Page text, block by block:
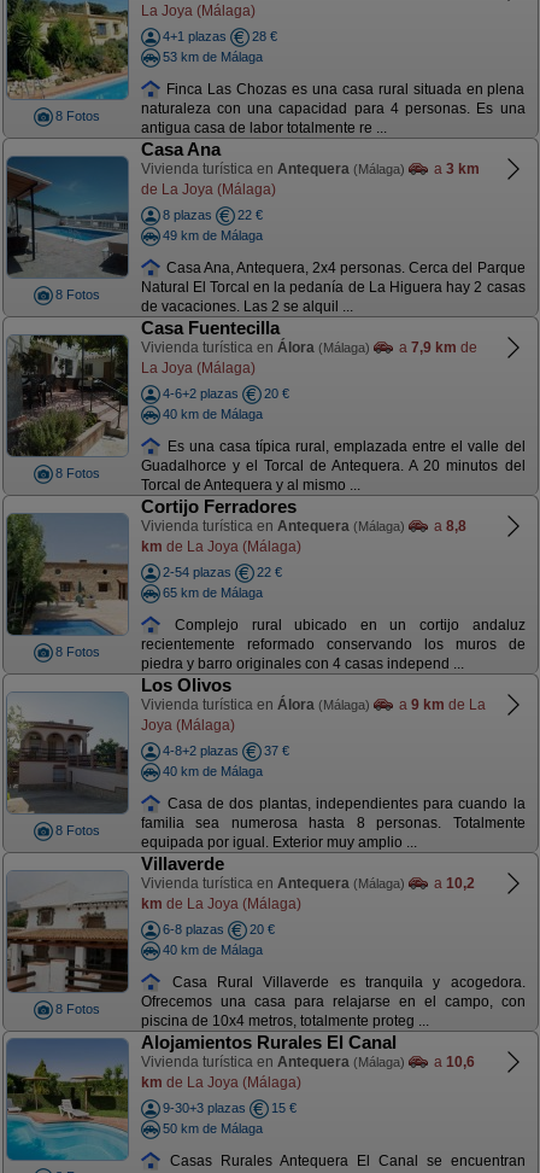
8 Fotos
La Joya (Málaga)
4+1 plazas
28 €
53 km de Málaga
Finca Las Chozas es una casa rural situada en plena
naturaleza con una capacidad para 4 personas. Es una
antigua casa de labor totalmente re ...
8 Fotos
Casa Ana
Vivienda turística en Antequera (Málaga) a 3 km
de La Joya (Málaga)
8 plazas
22 €
49 km de Málaga
Casa Ana, Antequera, 2x4 personas. Cerca del Parque
Natural El Torcal en la pedanía de La Higuera hay 2 casas
de vacaciones. Las 2 se alquil ...
8 Fotos
Casa Fuentecilla
Vivienda turística en Álora (Málaga) a 7,9 km de
La Joya (Málaga)
4-6+2 plazas
20 €
40 km de Málaga
Es una casa típica rural, emplazada entre el valle del
Guadalhorce y el Torcal de Antequera. A 20 minutos del
Torcal de Antequera y al mismo ...
8 Fotos
Cortijo Ferradores
Vivienda turística en Antequera (Málaga) a 8,8
km de La Joya (Málaga)
2-54 plazas
22 €
65 km de Málaga
Complejo rural ubicado en un cortijo andaluz
recientemente reformado conservando los muros de
piedra y barro originales con 4 casas independ ...
8 Fotos
Los Olivos
Vivienda turística en Álora (Málaga) a 9 km de La
Joya (Málaga)
4-8+2 plazas
37 €
40 km de Málaga
Casa de dos plantas, independientes para cuando la
familia sea numerosa hasta 8 personas. Totalmente
equipada por igual. Exterior muy amplio ...
8 Fotos
Villaverde
Vivienda turística en Antequera (Málaga) a 10,2
km de La Joya (Málaga)
6-8 plazas
20 €
40 km de Málaga
Casa Rural Villaverde es tranquila y acogedora.
Ofrecemos una casa para relajarse en el campo, con
piscina de 10x4 metros, totalmente proteg ...
Alojamientos Rurales El Canal
Vivienda turística en Antequera (Málaga) a 10,6
km de La Joya (Málaga)
9-30+3 plazas
15 €
50 km de Málaga
Casas Rurales Antequera El Canal se encuentran